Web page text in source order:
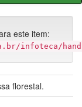
este item:
infoteca/
florestal.